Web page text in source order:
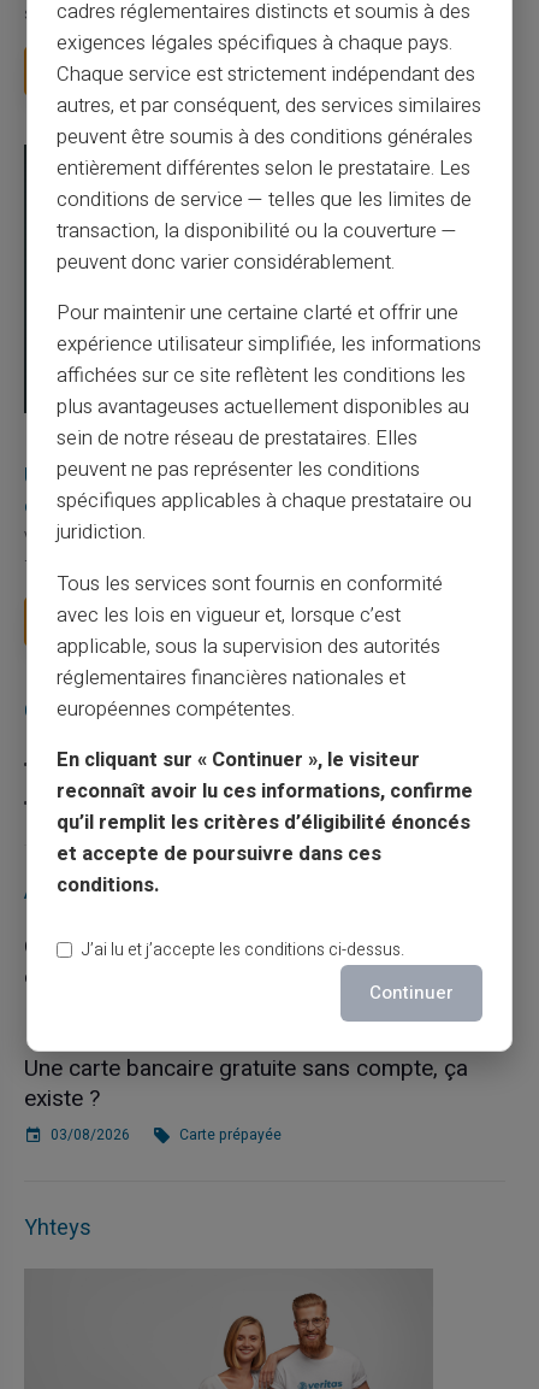
salaire. La CAF vous demande votre IBAN pou...
Lire la suite
03/08/2026 Veritas Carte prépayée
Une carte bancaire gratuite sans compte, ça
existe ?
Vous avez tapé cette recherche parce que votre banque vous
facture 50 € par an pour une carte que vo...
Lire la suite
Catégories
Carte prépayée
Escroquerie
Articles récents
Quelle est la différence entre un RIB et un IBAN
en France ?
Une carte bancaire gratuite sans compte, ça
existe ?
03/08/2026 Carte prépayée
Yhteys
cadres réglementaires distincts et soumis à des
exigences légales spécifiques à chaque pays.
Chaque service est strictement indépendant des
autres, et par conséquent, des services similaires
peuvent être soumis à des conditions générales
entièrement différentes selon le prestataire. Les
conditions de service — telles que les limites de
transaction, la disponibilité ou la couverture —
peuvent donc varier considérablement.
Pour maintenir une certaine clarté et offrir une
expérience utilisateur simplifiée, les informations
affichées sur ce site reflètent les conditions les
plus avantageuses actuellement disponibles au
sein de notre réseau de prestataires. Elles
peuvent ne pas représenter les conditions
spécifiques applicables à chaque prestataire ou
juridiction.
Tous les services sont fournis en conformité
avec les lois en vigueur et, lorsque c’est
applicable, sous la supervision des autorités
réglementaires financières nationales et
européennes compétentes.
En cliquant sur « Continuer », le visiteur
reconnaît avoir lu ces informations, confirme
qu’il remplit les critères d’éligibilité énoncés
et accepte de poursuivre dans ces
conditions.
J’ai lu et j’accepte les conditions ci-dessus.
Continuer